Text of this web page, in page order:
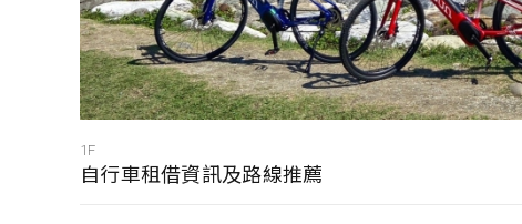
1F
自行車租借資訊及路線推薦